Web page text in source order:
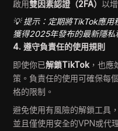
啟用雙因素認證（2FA）以
💡 提示：定期將TikTok應
獲得2025年發布的最新隱私
4. 遵守負責任的使用規則
即使你已解鎖TikTok ，也
策。負責任的使用可確保每
格的限制。
避免使用有風險的解鎖工具
並且僅使用安全的VPN或代